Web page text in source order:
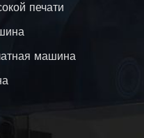
печати
машина